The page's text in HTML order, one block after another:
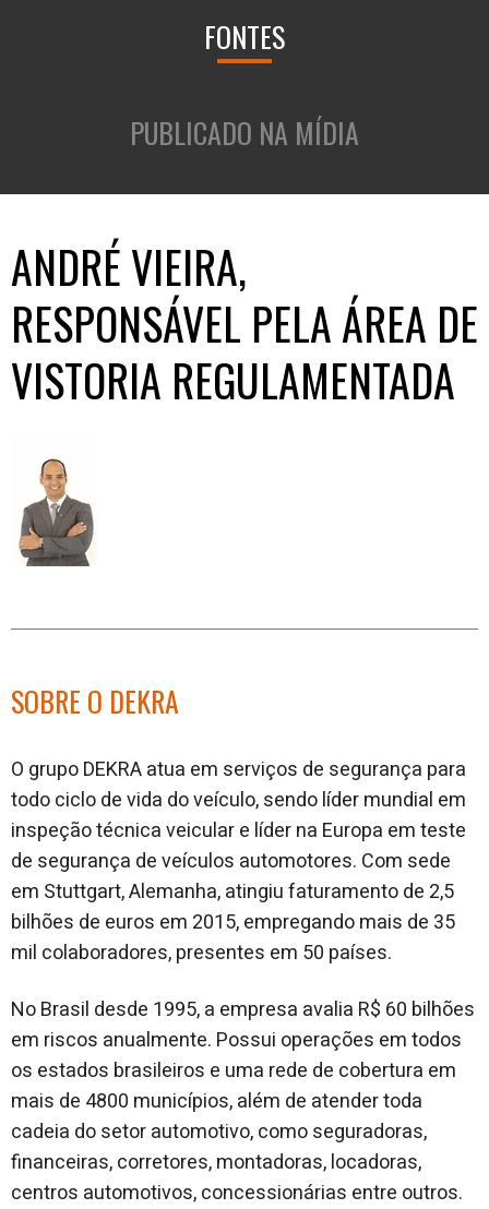
FONTES
PUBLICADO NA MÍDIA
ANDRÉ VIEIRA,
RESPONSÁVEL PELA ÁREA DE
VISTORIA REGULAMENTADA
SOBRE O DEKRA
O grupo DEKRA atua em serviços de segurança para
todo ciclo de vida do veículo, sendo líder mundial em
inspeção técnica veicular e líder na Europa em teste
de segurança de veículos automotores. Com sede
em Stuttgart, Alemanha, atingiu faturamento de 2,5
bilhões de euros em 2015, empregando mais de 35
mil colaboradores, presentes em 50 países.
No Brasil desde 1995, a empresa avalia R$ 60 bilhões
em riscos anualmente. Possui operações em todos
os estados brasileiros e uma rede de cobertura em
mais de 4800 municípios, além de atender toda
cadeia do setor automotivo, como seguradoras,
financeiras, corretores, montadoras, locadoras,
centros automotivos, concessionárias entre outros.